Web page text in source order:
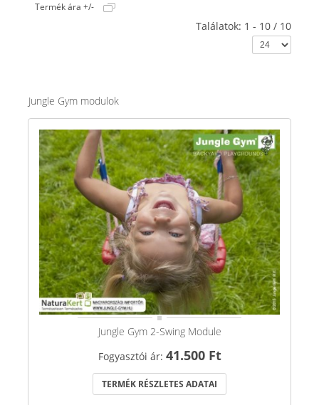
Termék ára +/-
Találatok: 1 - 10 / 10
Jungle Gym modulok
Jungle Gym 2-Swing Module
Fogyasztói ár: 41.500 Ft
TERMÉK RÉSZLETES ADATAI